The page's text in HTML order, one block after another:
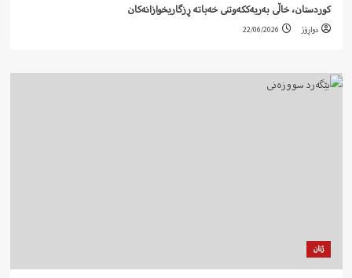
کوردستان، خاڵی بەریەککەوتنی خەباتە ڕزگاریخوازانەکان
دواڕۆژ 22/06/2026
ژنان